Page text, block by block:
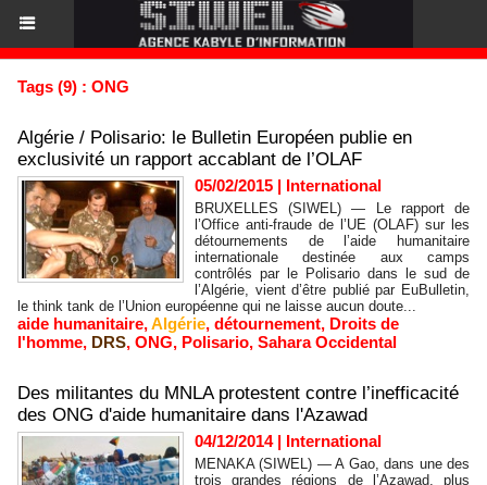
Tags (9) : ONG
Algérie / Polisario: le Bulletin Européen publie en
exclusivité un rapport accablant de l’OLAF
05/02/2015 | International
BRUXELLES (SIWEL) — Le rapport de
l’Office anti-fraude de l’UE (OLAF) sur les
détournements de l’aide humanitaire
internationale destinée aux camps
contrôlés par le Polisario dans le sud de
l’Algérie, vient d’être publié par EuBulletin,
le think tank de l’Union européenne qui ne laisse aucun doute...
aide humanitaire,Algérie, détournement, Droits de
l'homme, DRS, ONG, Polisario, Sahara Occidental
Des militantes du MNLA protestent contre l’inefficacité
des ONG d'aide humanitaire dans l'Azawad
04/12/2014| International
MENAKA (SIWEL) — A Gao, dans une des
trois grandes régions de l’Azawad, plus